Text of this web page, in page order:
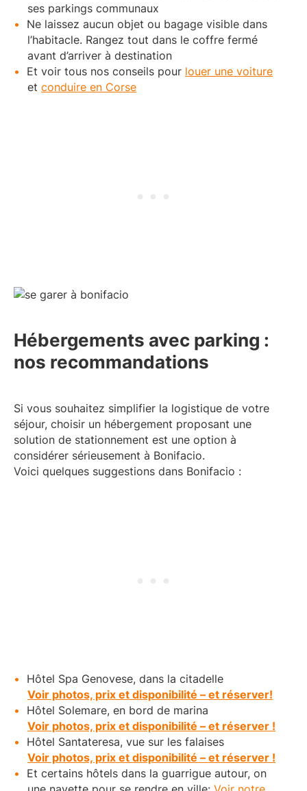
ses parkings communaux
Ne laissez aucun objet ou bagage visible dans
l’habitacle. Rangez tout dans le coffre fermé
avant d’arriver à destination
Et voir tous nos conseils pour louer une voiture
et conduire en Corse
Hébergements avec parking :
nos recommandations
Si vous souhaitez simplifier la logistique de votre
séjour, choisir un hébergement proposant une
solution de stationnement est une option à
considérer sérieusement à Bonifacio.
Voici quelques suggestions dans Bonifacio :
Hôtel Spa Genovese, dans la citadelle
Voir photos, prix et disponibilité – et réserver!
Hôtel Solemare, en bord de marina
Voir photos, prix et disponibilité – et réserver !
Hôtel Santateresa, vue sur les falaises
Voir photos, prix et disponibilité – et réserver !
Et certains hôtels dans la guarrigue autour, on